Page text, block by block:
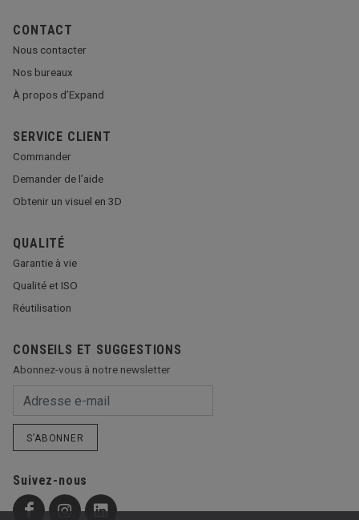
CONTACT
Nous contacter
Nos bureaux
À propos d’Expand
SERVICE CLIENT
Commander
Demander de l’aide
Obtenir un visuel en 3D
QUALITÉ
Garantie à vie
Qualité et ISO
Réutilisation
CONSEILS ET SUGGESTIONS
Abonnez-vous à notre newsletter
S’ABONNER
Suivez-nous